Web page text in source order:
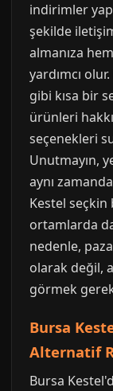
indirimler
şekilde
almanıza
yardımcı
gibi kısa bir
ürünleri
seçenekleri
Unutmayın,
aynı
Kestel
ortamlarda
nedenle,
olarak değil,
görmek
Bursa
Alternatif
Bursa